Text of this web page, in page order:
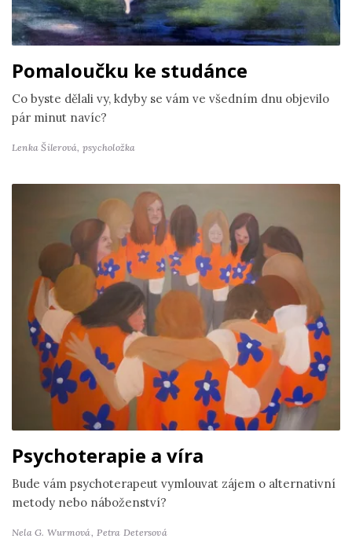
Pomaloučku ke studánce
Co byste dělali vy, kdyby se vám ve všedním dnu objevilo
pár minut navíc?
Lenka Šilerová, psycholožka
Psychoterapie a víra
Bude vám psychoterapeut vymlouvat zájem o alternativní
metody nebo náboženství?
Nela G. Wurmová, Petra Detersová